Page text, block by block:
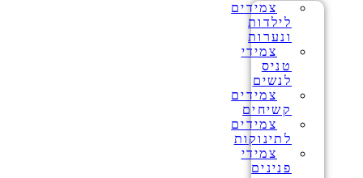
צמידים
לילדות
ונערות
צמידי
טניס
לנשים
צמידים
קשיחים
צמידים
לתינוקות
צמידי
פנינים